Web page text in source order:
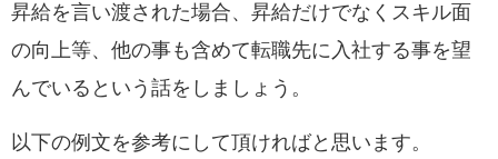
昇給を言い渡された場合、昇給だけでなく スキル面
の向上等、他の事も含めて転職先に入社する事を望
んでいるという話をしましょう。
以下の例文を参考にして頂ければと思います。